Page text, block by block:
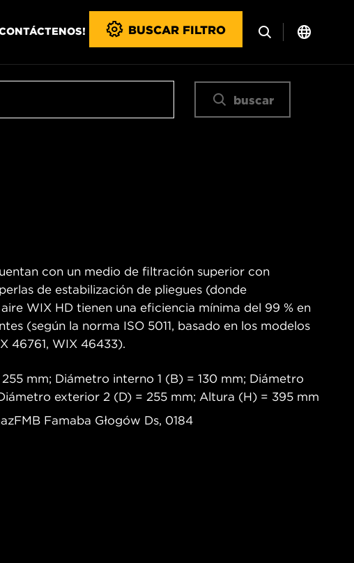
BUSCAR FILTRO
buscar
con un medio de filtración superior con
de estabilización de pliegues (donde
WIX HD tienen una eficiencia mínima del 99 % en
(según la norma ISO 5011, basado en los modelos
46761, WIX 46433).
mm; Diámetro interno 1 (B) = 130 mm; Diámetro
exterior 2 (D) = 255 mm; Altura (H) = 395 mm
Famaba Głogów Ds, 0184